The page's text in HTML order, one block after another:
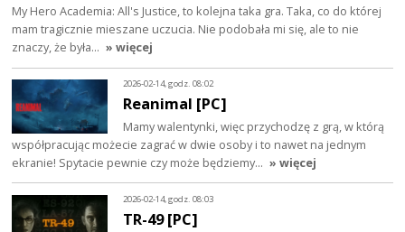
My Hero Academia: All's Justice, to kolejna taka gra. Taka, co do której
mam tragicznie mieszane uczucia. Nie podobała mi się, ale to nie
znaczy, że była… » więcej
2026-02-14, godz. 08:02
Reanimal [PC]
Mamy walentynki, więc przychodzę z grą, w którą
współpracując możecie zagrać w dwie osoby i to nawet na jednym
ekranie! Spytacie pewnie czy może będziemy… » więcej
2026-02-14, godz. 08:03
TR-49 [PC]